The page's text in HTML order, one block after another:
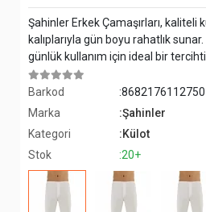
Şahinler Erkek Çamaşırları, kaliteli
kalıplarıyla gün boyu rahatlık
günlük kullanım için ideal bir
Barkod
:8682176112750
Marka
:Şahinler
Kategori
:Külot
Stok
:20+